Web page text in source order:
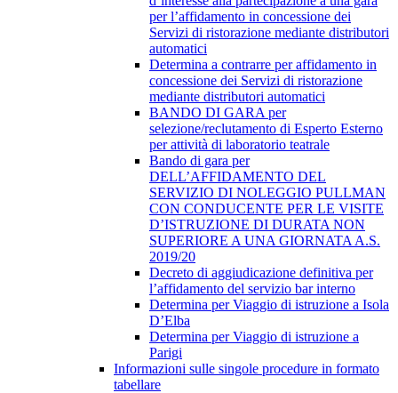
per l’affidamento in concessione dei
Servizi di ristorazione mediante distributori
automatici
Determina a contrarre per affidamento in
concessione dei Servizi di ristorazione
mediante distributori automatici
BANDO DI GARA per
selezione/reclutamento di Esperto Esterno
per attività di laboratorio teatrale
Bando di gara per
DELL’AFFIDAMENTO DEL
SERVIZIO DI NOLEGGIO PULLMAN
CON CONDUCENTE PER LE VISITE
D’ISTRUZIONE DI DURATA NON
SUPERIORE A UNA GIORNATA A.S.
2019/20
Decreto di aggiudicazione definitiva per
l’affidamento del servizio bar interno
Determina per Viaggio di istruzione a Isola
D’Elba
Determina per Viaggio di istruzione a
Parigi
Informazioni sulle singole procedure in formato
tabellare